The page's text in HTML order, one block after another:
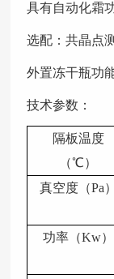
具有自动化霜
选配：共晶点
外置冻干瓶功
技术参数：
隔板温度
（℃）
真空度（Pa）
功率（Kw）